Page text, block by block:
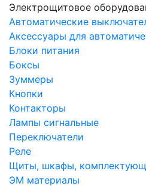
Электрощитовое
Автоматические
Аксессуары для
Блоки питания
Боксы
Зуммеры
Кнопки
Контакторы
Лампы сигнальные
Переключатели
Реле
Щиты, шкафы,
ЭМ материалы